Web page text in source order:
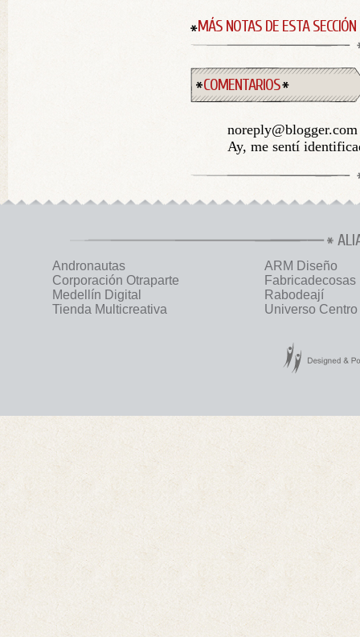
MÁS NOTAS DE ESTA SECCIÓN
COMENTARIOS
Ay, me sentí
Andronautas
ARM Diseño
Corporación Otraparte
Fabricadecosas
Medellín Digital
Rabodeají
Tienda Multicreativa
Universo Centro